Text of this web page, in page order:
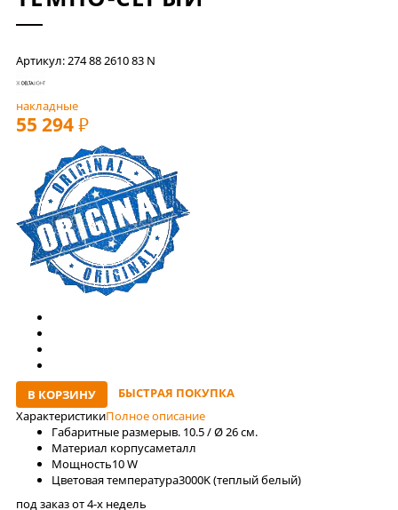
Артикул: 274 88 2610 83 N
накладные
55 294 РУБ
В КОРЗИНУ
БЫСТРАЯ ПОКУПКА
ХарактеристикиПолное описание
Габаритные размерыв. 10.5 / Ø 26 см.
Материал корпусаметалл
Мощность10 W
Цветовая температура3000K (теплый белый)
под заказ от 4-x недель